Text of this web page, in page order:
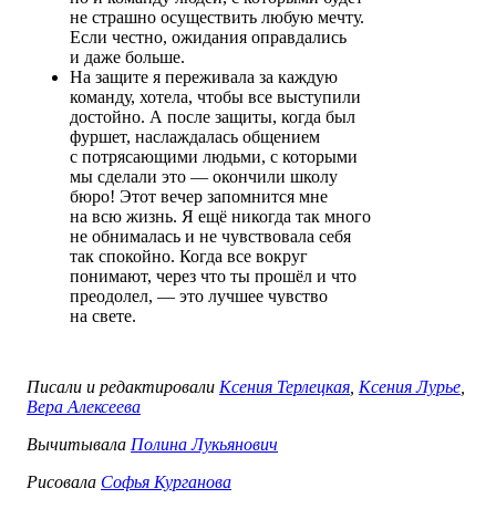
не страшно осуществить любую мечту.
Если честно, ожидания оправдались
и даже больше.
На защите я переживала за каждую
команду, хотела, чтобы все выступили
достойно. А после защиты, когда был
фуршет, наслаждалась общением
с потрясающими людьми, с которыми
мы сделали это — окончили школу
бюро! Этот вечер запомнится мне
на всю жизнь. Я ещё никогда так много
не обнималась и не чувствовала себя
так спокойно. Когда все вокруг
понимают, через что ты прошёл и что
преодолел, — это лучшее чувство
на свете.
Писали и редактировали Ксения Терлецкая Ксения Лурье
Вера Алексеева
Вычитывала Полина Лукьянович
Рисовала Софья Курганова